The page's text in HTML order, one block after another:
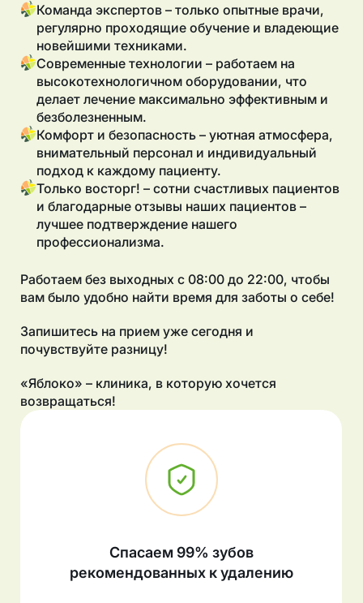
Команда экспертов – только опытные врачи,
регулярно проходящие обучение и владеющие
новейшими техниками.
Современные технологии – работаем на
высокотехнологичном оборудовании, что
делает лечение максимально эффективным и
безболезненным.
Комфорт и безопасность – уютная атмосфера,
внимательный персонал и индивидуальный
подход к каждому пациенту.
Только восторг! – сотни счастливых пациентов
и благодарные отзывы наших пациентов –
лучшее подтверждение нашего
профессионализма.
Работаем без выходных с 08:00 до 22:00, чтобы
вам было удобно найти время для заботы о себе!
Запишитесь на прием уже сегодня и
почувствуйте разницу!
«Яблоко» – клиника, в которую хочется
возвращаться!
Спасаем 99% зубов
рекомендованных к удалению